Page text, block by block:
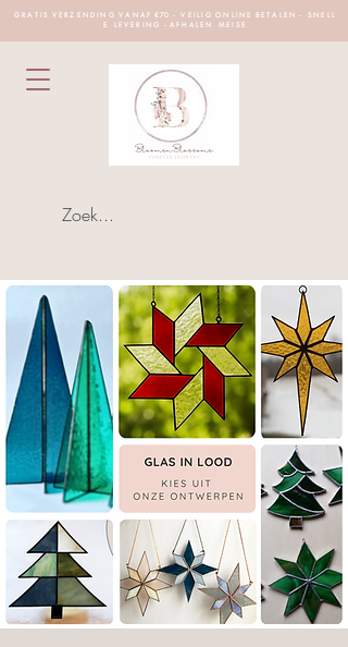
G R A T I S V E R Z E N D I N G V A N A F €70 - V E I L I G O N L I N E B E T A L E N - S N E L L
E L E V E R I N G - A F H A L E N M E I S E